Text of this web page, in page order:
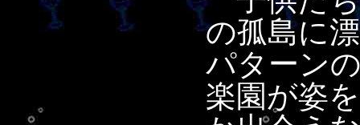
の孤島に
パターン
楽園が姿